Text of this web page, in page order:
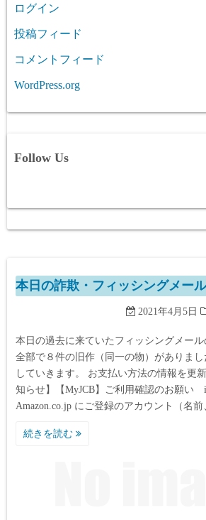
ログイン
投稿フィード
コメントフィード
WordPress.org
Follow Us
本日の詐欺・フィッシングメー
2021年4月5日
本日の過去に来ていたフィッシングメー
全部で８件の旧作（同一の物）がありま
していきます。 お支払い方法の情報を
知らせ】【MyJCB】ご利用確認のお願い
Amazon.co.jp にご登録のアカウント（名
続きを読む